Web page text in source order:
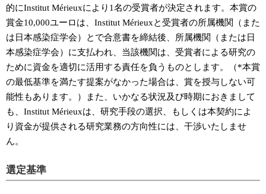
的にInstitut Mérieuxにより1名の受賞者が決定されます。本賞の
賞金10,000ユーロは、Institut Mérieuxと受賞者の所属機関（また
は日本感染症学会）とで合意書を締結後、所属機関（または日
本感染症学会）に支払われ、当該機関は、受賞者による研究の
ために資金を適切に活用する責任を負うものとします。（*本賞
の最低基準を満たす提案がなかった場合は、賞を授与しない可
能性もあります。）また、いかなる状況及び時期におきまして
も、Institut Mérieuxは、研究手段の選択、もしくは本契約によ
り資金が提供される研究業務の方向性には、干渉いたしませ
ん。
選定基準